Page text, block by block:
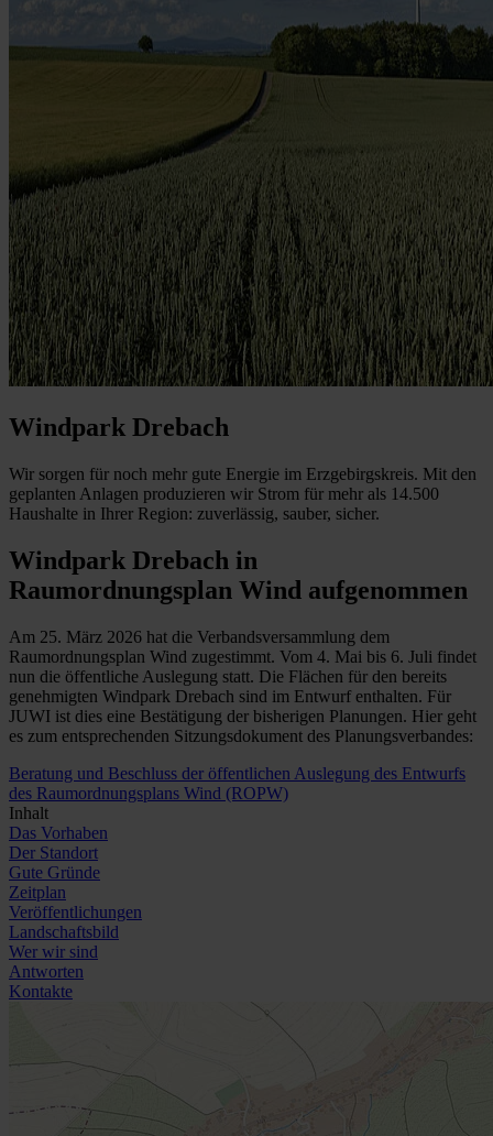
Windpark Drebach
Wir sorgen für noch mehr gute Energie im Erzgebirgskreis. Mit den
geplanten Anlagen produzieren wir Strom für mehr als 14.500
Haushalte in Ihrer Region: zuverlässig, sauber, sicher.
Windpark Drebach in
Raumordnungsplan Wind aufgenommen
Am 25. März 2026 hat die Verbandsversammlung dem
Raumordnungsplan Wind zugestimmt. Vom 4. Mai bis 6. Juli findet
nun die öffentliche Auslegung statt. Die Flächen für den bereits
genehmigten Windpark Drebach sind im Entwurf enthalten. Für
JUWI ist dies eine Bestätigung der bisherigen Planungen. Hier geht
es zum entsprechenden Sitzungsdokument des Planungsverbandes:
Beratung und Beschluss der öffentlichen Auslegung des Entwurfs
des Raumordnungsplans Wind (ROPW)
Inhalt
Das Vorhaben
Der Standort
Gute Gründe
Zeitplan
Veröffentlichungen
Landschaftsbild
Wer wir sind
Antworten
Kontakte